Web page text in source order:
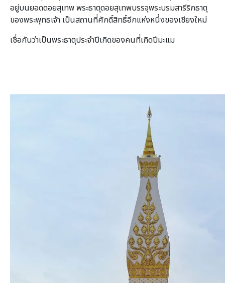
อยู่บนยอดดอยสุเทพ พระธาตุดอยสุเทพบรรจุพระบรมสารีริกธาตุ
ของพระพุทธเจ้า เป็นสถานที่ศักดิ์สิทธิ์อีกแห่งหนึ่งของเชียงใหม่
เชื่อกันว่าเป็นพระธาตุประจำปีเกิดของคนที่เกิดปีมะแม